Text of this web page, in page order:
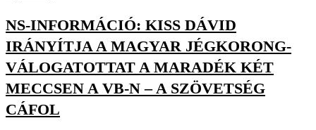
NS-INFORMÁCIÓ: KISS DÁVID
IRÁNYÍTJA A MAGYAR JÉGKORONG-
VÁLOGATOTTAT A MARADÉK KÉT
MECCSEN A VB-N – A SZÖVETSÉG
CÁFOL